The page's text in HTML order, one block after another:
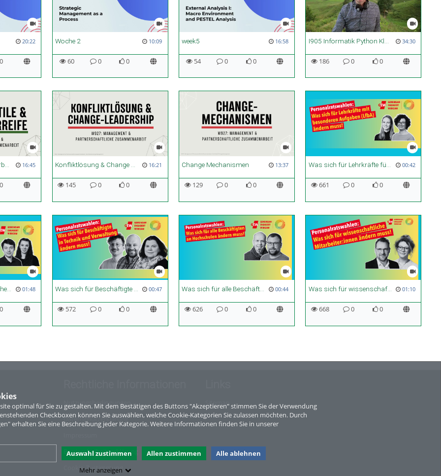
optimal für Sie zu gestalten. Mit dem Bestätigen des Buttons "Akzeptieren" stimmen Sie der Verwendung
Checkboxen können Sie auswählen, welche Cookie-Kategorien Sie zulassen möchten. Durch
erhalten Sie eine Beschreibung jeder Kategorie. Weitere Informationen finden Sie in unserer
Auswahl zustimmen Allen zustimmen
Alle ablehnen
Mehr anzeigen
20:22 Woche 2 10:09
60
0
0
week5 16:58
54
0
0
34:30
186
0
0
Führungsstile und Mitarbeiterreife 16:45 Konfliktlösung & Change Leadership 16:21
145
0
0
Change Mechanismen 13:37
129
0
0
Was sich für Lehrkräfte für besondere Aufgaben (LfbA) ändern muss 00:42
661
0
0
Was sich für studentische Beschäftigte ändern muss 01:48 00:47
572
0
0
00:44
626
0
0
Was sich für wissenschaftliche Mitarbeiter:innen ändern muss! | PR Wahl 2026 01:10
668
0
0
Nutzungsbedingungen
Datenschutzerklärung
Barrierefreiheitserklärung
Cookie-Zustimmung
Sitemap